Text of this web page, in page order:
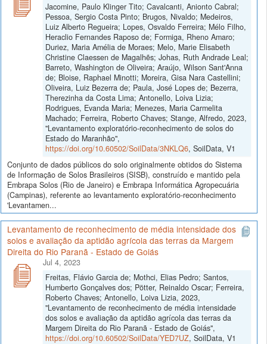
Jacomine, Paulo Klinger Tito; Cavalcanti, Anionto Cabral;
Pessoa, Sergio Costa Pinto; Brugos, Nivaldo; Medeiros,
Luiz Alberto Regueira; Lopes, Osvaldo Ferreira; Mélo Filho,
Heraclio Fernandes Raposo de; Formiga, Rheno Amaro;
Duriez, Maria Amélia de Moraes; Melo, Marie Elisabeth
Christine Claessen de Magalhẽs; Johas, Ruth Andrade Leal;
Barreto, Washington de Oliveira; Araújo, Wilson Sant'Anna
de; Bloise, Raphael Minotti; Moreira, Gisa Nara Castellini;
Oliveira, Luiz Bezerra de; Paula, José Lopes de; Bezerra,
Therezinha da Costa Lima; Antonello, Loiva Lizia;
Rodrigues, Evanda Maria; Menezes, Maria Carmelita
Machado; Ferreira, Roberto Chaves; Stange, Alfredo, 2023,
"Levantamento exploratório-reconhecimento de solos do
Estado do Maranhão",
https://doi.org/10.60502/SoilData/3NKLQ6, SoilData, V1
Conjunto de dados públicos do solo originalmente obtidos do Sistema
de Informação de Solos Brasileiros (SISB), construído e mantido pela
Embrapa Solos (Rio de Janeiro) e Embrapa Informática Agropecuária
(Campinas), referente ao levantamento exploratório-reconhecimento
'Levantamen...
Levantamento de reconhecimento de média intensidade dos
solos e avaliação da aptidão agrícola das terras da Margem
Direita do Rio Paranã - Estado de Goiás
Jul 4, 2023
Freitas, Flávio Garcia de; Mothci, Elias Pedro; Santos,
Humberto Gonçalves dos; Pötter, Reinaldo Oscar; Ferreira,
Roberto Chaves; Antonello, Loiva Lizia, 2023,
"Levantamento de reconhecimento de média intensidade
dos solos e avaliação da aptidão agrícola das terras da
Margem Direita do Rio Paranã - Estado de Goiás",
https://doi.org/10.60502/SoilData/YED7UZ, SoilData, V1